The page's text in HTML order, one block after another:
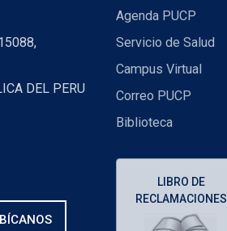
DEL PERU
Agenda PUCP
Servicio de Salud
Campus Virtual
Correo PUCP
Biblioteca
LIBRO DE
RECLAMACIONES